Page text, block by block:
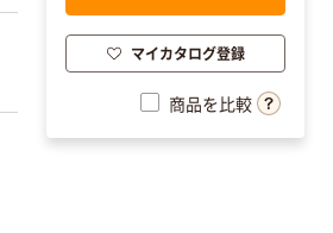
マイカタログ登録
商品を比較